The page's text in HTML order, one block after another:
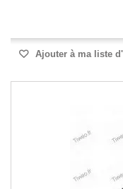
Ajouter à ma liste